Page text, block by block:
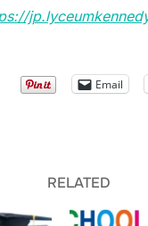
Email
RELATED